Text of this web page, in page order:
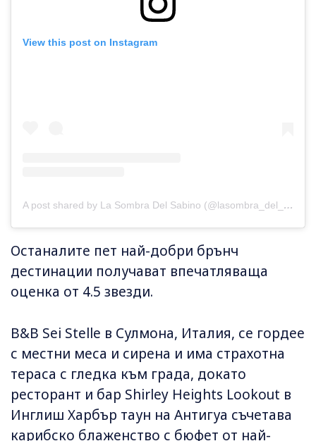
View this post on Instagram
A post shared by La Sombra Del Sabino (@lasombra_del_sabino_)
Останалите пет най-добри брънч
дестинации получават впечатляваща
оценка от 4.5 звезди.
B&B Sei Stelle в Сулмона, Италия, се гордее
с местни меса и сирена и има страхотна
тераса с гледка към града, докато
ресторант и бар Shirley Heights Lookout в
Инглиш Харбър таун на Антигуа съчетава
карибско блаженство с бюфет от най-